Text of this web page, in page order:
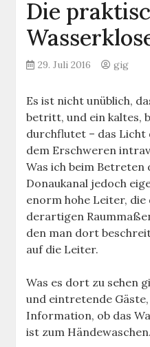
Die
29. Juli 2016 gig
Es ist nicht unüblich,
betritt, und ein kaltes,
durchflutet – das
dem Erschweren
Was ich beim Betreten
Donaukanal jedoch
enorm hohe Leiter,
derartigen
den man dort
auf die Leiter.
Was es dort zu sehen
und eintretende
Information, ob das
ist zum